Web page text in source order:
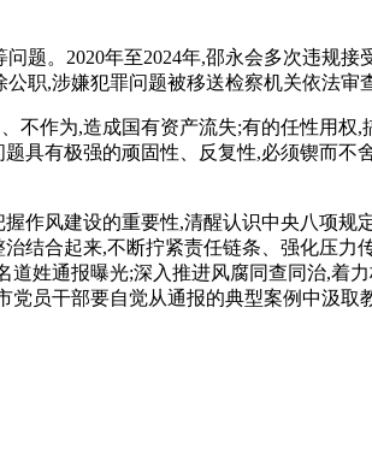
题。2020年至2024年,邵永会多次违规接
职,涉嫌犯罪问题被移送检察机关依法审
不作为,造成国有资产流失;有的任性用权
具有极强的顽固性、反复性,必须锲而不
作风建设的重要性,清醒认识中央八项规
结合起来,不断拧紧责任链条、强化压力
姓通报曝光;深入推进风腐同查同治,着
员干部要自觉从通报的典型案例中汲取